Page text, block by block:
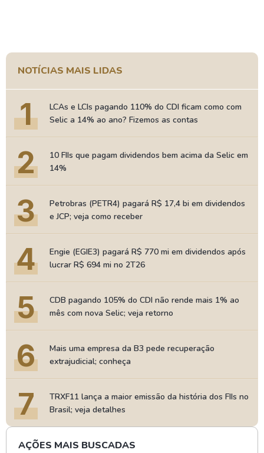
NOTÍCIAS MAIS LIDAS
1
LCAs e LCIs pagando 110% do CDI ficam como com
Selic a 14% ao ano? Fizemos as contas
2
10 FIIs que pagam dividendos bem acima da Selic em
14%
3
Petrobras (PETR4) pagará R$ 17,4 bi em dividendos
e JCP; veja como receber
4
Engie (EGIE3) pagará R$ 770 mi em dividendos após
lucrar R$ 694 mi no 2T26
5
CDB pagando 105% do CDI não rende mais 1% ao
mês com nova Selic; veja retorno
6
Mais uma empresa da B3 pede recuperação
extrajudicial; conheça
7
TRXF11 lança a maior emissão da história dos FIIs no
Brasil; veja detalhes
AÇÕES MAIS BUSCADAS